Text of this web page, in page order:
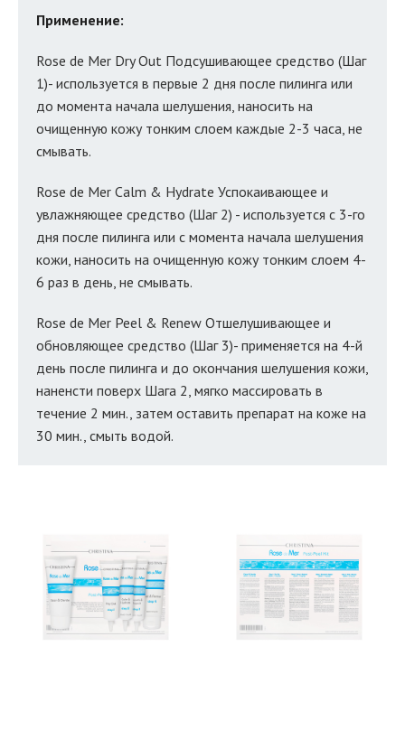
Применение:
Rose de Mer Dry Out Подсушивающее средство (Шаг
1)- используется в первые 2 дня после пилинга или
до момента начала шелушения, наносить на
очищенную кожу тонким слоем каждые 2-3 часа, не
смывать.
Rose de Mer Calm & Hydrate Успокаивающее и
увлажняющее средство (Шаг 2) - используется с 3-го
дня после пилинга или с момента начала шелушения
кожи, наносить на очищенную кожу тонким слоем 4-
6 раз в день, не смывать.
Rose de Mer Peel & Renew Отшелушивающее и
обновляющее средство (Шаг 3)- применяется на 4-й
день после пилинга и до окончания шелушения кожи,
наненсти поверх Шага 2, мягко массировать в
течение 2 мин., затем оставить препарат на коже на
30 мин., смыть водой.